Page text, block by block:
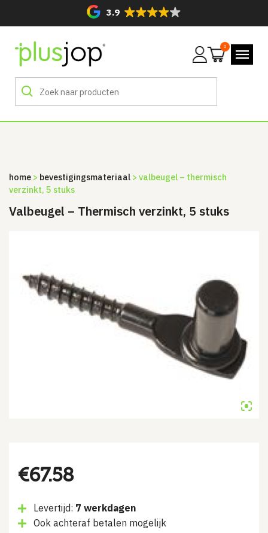
3.9
Mijn
0
home > bevestigingsmateriaal > valbeugel – thermisch
verzinkt, 5 stuks
Valbeugel – Thermisch verzinkt, 5 stuks
€67.58
Levertijd: 7 werkdagen
Ook achteraf betalen mogelijk